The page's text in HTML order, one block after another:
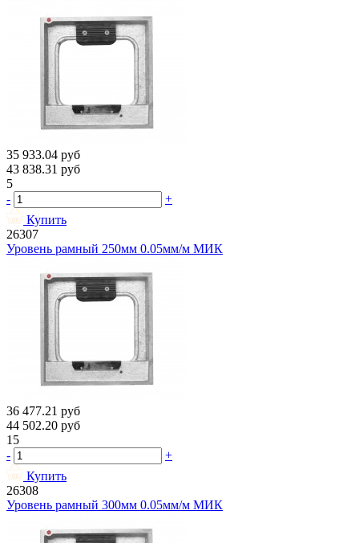
35 933.04 руб
43 838.31 руб
5
-
+
Купить
26307
Уровень рамный 250мм 0.05мм/м МИК
36 477.21 руб
44 502.20 руб
15
-
+
Купить
26308
Уровень рамный 300мм 0.05мм/м МИК